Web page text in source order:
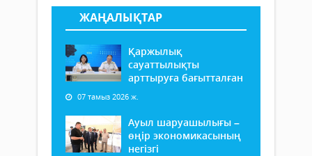
ЖАҢАЛЫҚТАР
Қаржылық
сауаттылықты
арттыруға бағытталған
07 тамыз 2026 ж.
Ауыл шаруашылығы –
өңір экономикасының
негізгі